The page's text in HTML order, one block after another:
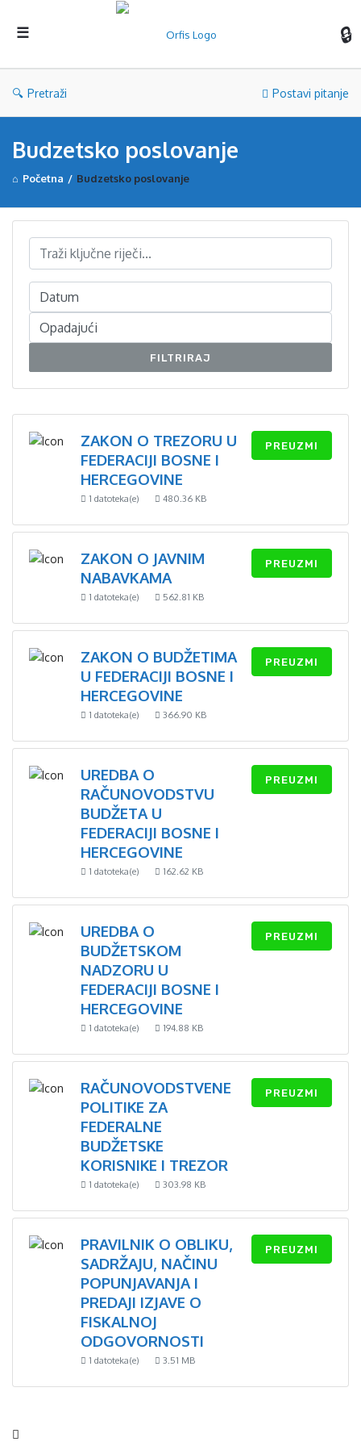
Pretraži Postavi pitanje
Budzetsko poslovanje
Početna / Budzetsko poslovanje
FILTRIRAJ
ZAKON O TREZORU U
FEDERACIJI BOSNE I
HERCEGOVINE
1 datoteka(e) 480.36 KB
PREUZMI
ZAKON O JAVNIM
NABAVKAMA
1 datoteka(e) 562.81 KB
PREUZMI
ZAKON O BUDŽETIMA
U FEDERACIJI BOSNE I
HERCEGOVINE
1 datoteka(e) 366.90 KB
PREUZMI
UREDBA O
RAČUNOVODSTVU
BUDŽETA U
FEDERACIJI BOSNE I
HERCEGOVINE
1 datoteka(e) 162.62 KB
PREUZMI
UREDBA O
BUDŽETSKOM
NADZORU U
FEDERACIJI BOSNE I
HERCEGOVINE
1 datoteka(e) 194.88 KB
PREUZMI
RAČUNOVODSTVENE
POLITIKE ZA
FEDERALNE
BUDŽETSKE
KORISNIKE I TREZOR
1 datoteka(e) 303.98 KB
PREUZMI
PRAVILNIK O OBLIKU,
SADRŽAJU, NAČINU
POPUNJAVANJA I
PREDAJI IZJAVE O
FISKALNOJ
ODGOVORNOSTI
1 datoteka(e) 3.51 MB
PREUZMI